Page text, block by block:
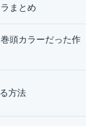
まとめ
頭カラーだった作
方法